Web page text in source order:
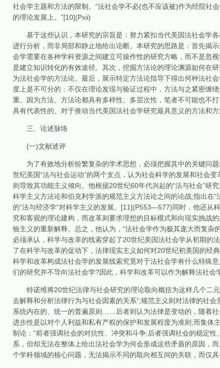
社会学主题和方法的限制。“法社会学不必(也不应该被)作为经院社
的理论发展上。”[10](Pxii)
基于这些认识，本研究的宗旨是：努力紧扣当代美国法社会学各
进行分析，而非局部和静止地给出论断。本研究的思路是：首先揭
会学需要在各种学科资源之间建立可操作性的研究方略，而不是忽
是建立知识转化的有效途径。其次，挖掘方法论的理论渊源如何在
为法社会学的方法论。最后，展示特定方法论指导下得出何种法社
度上是不可分的：不仅在理论发现与验证过程中，方法与之紧密
重。因为方法、方法论都具有多样性、多层次性，笔者不可能也不
具有代表性的、对于推动当代美国法社会学研究最具意义的方法和
三、论述脉络
(一)文献述评
为了有效地分析纷繁复杂的学术思想，必须把握其中的关键问题
世纪美国“法与社会运动”的两个支点，认为社会科学的发展和社会
则导致其功能主义倾向。他根据20世纪60年代兴起的“法与社会”研
科学主义方法论和伯克利学派的规范主义方法论之间的论战;指出在
的“法与经济学”对科学主义的发展。[11](P553—577)同时，他还从
究和客观的理论建构，而改革则要求理想的目标模式和向现实挑战
验主义的重新解释。总之，他认为，“法社会学作为极其庞大而复
必须承认，科学与改革的线索穿起了20世纪美国法社会学从初期的
了在科学与改革的促动下，法律现实主义如何对20世纪初美国的经
科学和改革构成法社会学的发展线索究竟对于法社会学有什么特殊
们的研究并不导向法社会学?因此，科学和改革可以作为解释法社
特诺维将20世纪法律与社会研究的理论取向概括为这样几个二
去解释和分析法律行为与社会因素的关系”;规范主义则对法律的社
系统内在的、统一的普遍原则……后者则认为法律是变动的，随着
进步性是以对个人利益和私有产权的保护和发展程度为准则;而集
制论：“前者强调社会的对抗性、冲突和斗争;后者强调社会的稳定
系，但却无法在整体上给出法社会学为何会形成这些矛盾的原因，
个学科领域的核心问题，无法揭示不同的取向相互间的关联，而仅